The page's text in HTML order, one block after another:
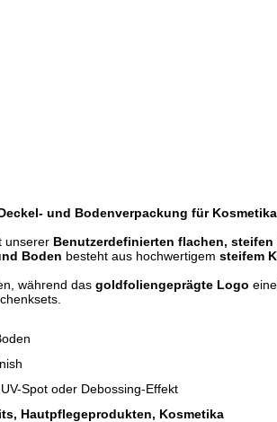
und Bodenverpackung für
unserer Benutzerdefinierten flachen,
Boden besteht aus hochwertigem steifem
während das goldfoliengeprägte Logo
Spot oder Debossing-Effekt
Hautpflegeprodukten, Kosmetika